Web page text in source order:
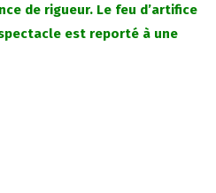
de rigueur. Le feu d’artifice
est reporté à une